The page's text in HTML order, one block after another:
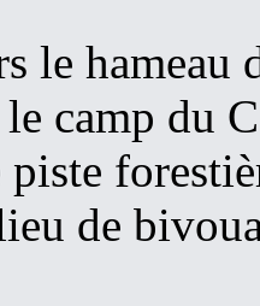
le hameau
camp du
de